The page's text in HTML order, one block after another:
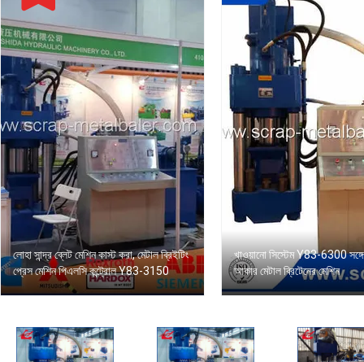
লোহা সান্দ্র ব্লেট মেশিন কাস্ট করা, মেটাল ব্রিইটিং
প্রেস মেশিন পিএলসি কন্ট্রোল Y83-3150
খাওয়ানো সিস্টেম Y83-6300
আকার মেটাল ব্রিটেনের মেশিন